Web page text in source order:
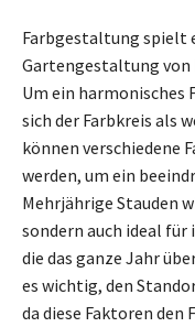
Farbgestaltung spielt
Gartengestaltung von
Um ein
sich der Farbkreis als
können verschiedene
werden, um ein
Mehrjährige Stauden
sondern auch ideal
die das ganze Jahr
es wichtig, den
da diese Faktoren den